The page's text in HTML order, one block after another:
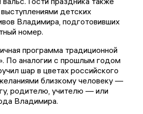
детских
Владимира, подготовивших
номер.
программа традиционной
По аналогии с прошлым годом
шар в цветах российского
близкому человеку —
родителю, учителю — или
Владимира.